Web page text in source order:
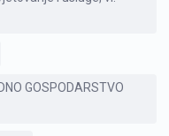
GOSPODARSTVO